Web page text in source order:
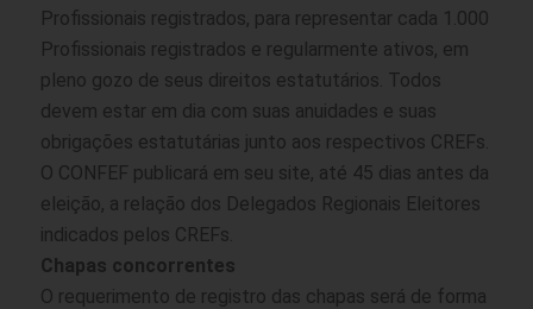
Profissionais registrados, para representar cada 1.000
Profissionais registrados e regularmente ativos, em
pleno gozo de seus direitos estatutários. Todos
devem estar em dia com suas anuidades e suas
obrigações estatutárias junto aos respectivos CREFs.
O CONFEF publicará em seu site, até 45 dias antes da
eleição, a relação dos Delegados Regionais Eleitores
indicados pelos CREFs.
Chapas concorrentes
O requerimento de registro das chapas será de forma